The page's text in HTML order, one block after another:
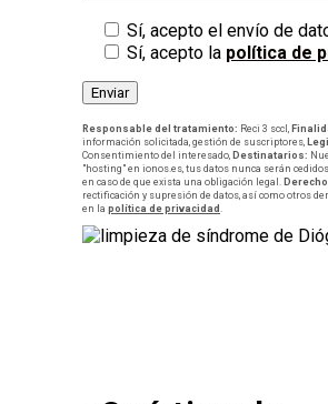
Sí, acepto el envío de
Sí, acepto la política de
Responsable del tratamiento: Reci 3 sccl,
información solicitada, gestión de suscriptores,
Consentimiento del interesado, Destinatarios:
"hosting" en ionos.es, tus datos nunca serán
en caso de que exista una obligación legal.
rectificación y supresión de datos, así como otros
en la política de privacidad .